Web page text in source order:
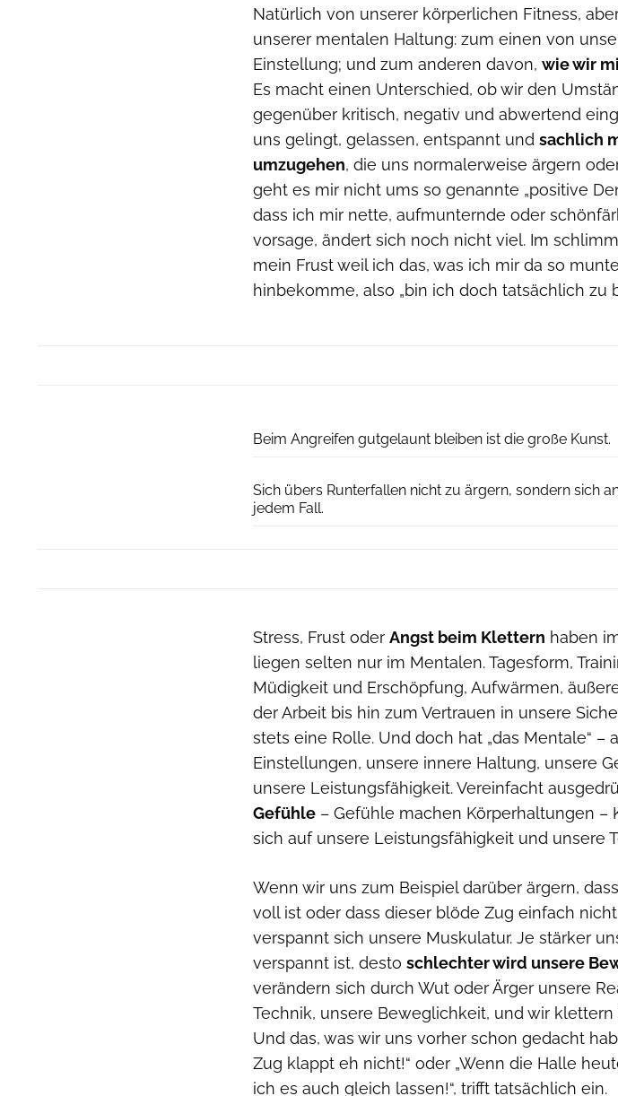
Natürlich von unserer körperlichen Fitness,
unserer mentalen Haltung: zum einen von
Einstellung; und zum anderen davon, wie wir
Es macht einen Unterschied, ob wir den
gegenüber kritisch, negativ und abwertend
uns gelingt, gelassen, entspannt und sachlich
umzugehen, die uns normalerweise ärgern
geht es mir nicht ums so genannte „positive
dass ich mir nette, aufmunternde oder
vorsage, ändert sich noch nicht viel. Im
mein Frust weil ich das, was ich mir da so
hinbekomme, also „bin ich doch tatsächlich zu
Beim Angreifen gutgelaunt bleiben ist die große Kunst.
Sich übers Runterfallen nicht zu ärgern, sondern sich
jedem Fall.
Stress, Frust oder Angst beim Klettern haben
liegen selten nur im Mentalen. Tagesform,
Müdigkeit und Erschöpfung, Aufwärmen,
der Arbeit bis hin zum Vertrauen in unsere
stets eine Rolle. Und doch hat „das Mentale“ –
Einstellungen, unsere innere Haltung, unsere
unsere Leistungsfähigkeit. Vereinfacht
Gefühle – Gefühle machen Körperhaltungen –
sich auf unsere Leistungsfähigkeit und unsere
Wenn wir uns zum Beispiel darüber ärgern,
voll ist oder dass dieser blöde Zug einfach
verspannt sich unsere Muskulatur. Je stärker
verspannt ist, desto schlechter wird unsere
verändern sich durch Wut oder Ärger unsere
Technik, unsere Beweglichkeit, und wir klettern
Und das, was wir uns vorher schon gedacht
Zug klappt eh nicht!“ oder „Wenn die Halle
ich es auch gleich lassen!“, trifft tatsächlich ein.